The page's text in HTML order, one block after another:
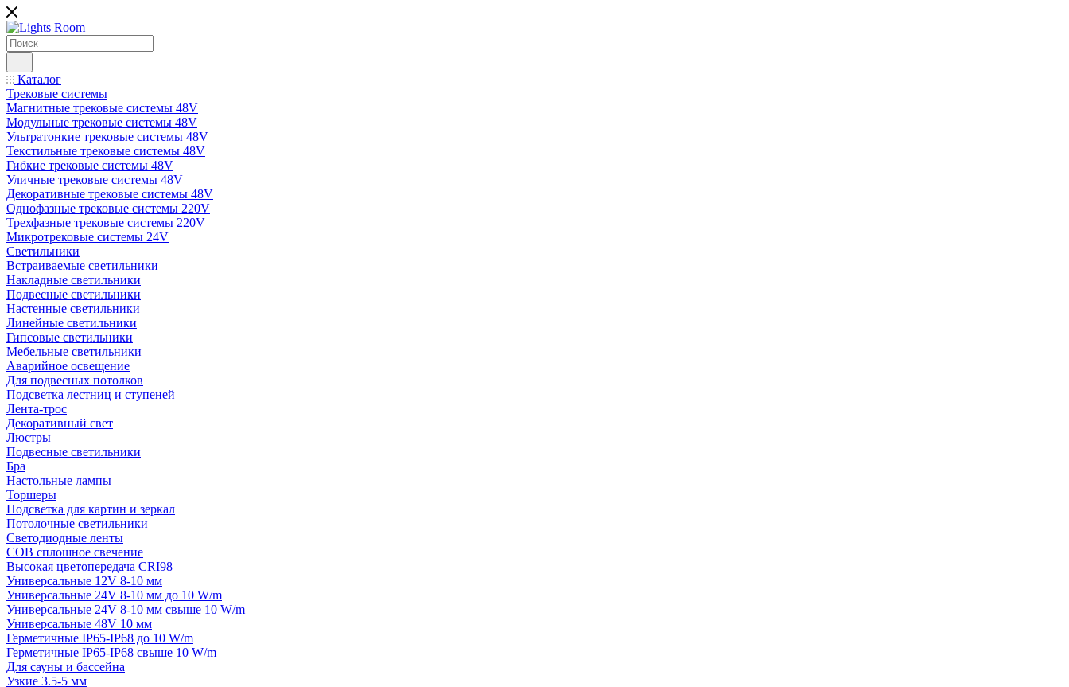
Каталог
Трековые системы
Магнитные трековые системы 48V
Модульные трековые системы 48V
Ультратонкие трековые системы 48V
Текстильные трековые системы 48V
Гибкие трековые системы 48V
Уличные трековые системы 48V
Декоративные трековые системы 48V
Однофазные трековые системы 220V
Трехфазные трековые системы 220V
Микротрековые системы 24V
Светильники
Встраиваемые светильники
Накладные светильники
Подвесные светильники
Настенные светильники
Линейные светильники
Гипсовые светильники
Мебельные светильники
Аварийное освещение
Для подвесных потолков
Подсветка лестниц и ступеней
Лента-трос
Декоративный свет
Люстры
Подвесные светильники
Бра
Настольные лампы
Торшеры
Подсветка для картин и зеркал
Потолочные светильники
Светодиодные ленты
COB сплошное свечение
Высокая цветопередача CRI98
Универсальные 12V 8-10 мм
Универсальные 24V 8-10 мм до 10 W/m
Универсальные 24V 8-10 мм свыше 10 W/m
Универсальные 48V 10 мм
Герметичные IP65-IP68 до 10 W/m
Герметичные IP65-IP68 свыше 10 W/m
Для сауны и бассейна
Узкие 3.5-5 мм